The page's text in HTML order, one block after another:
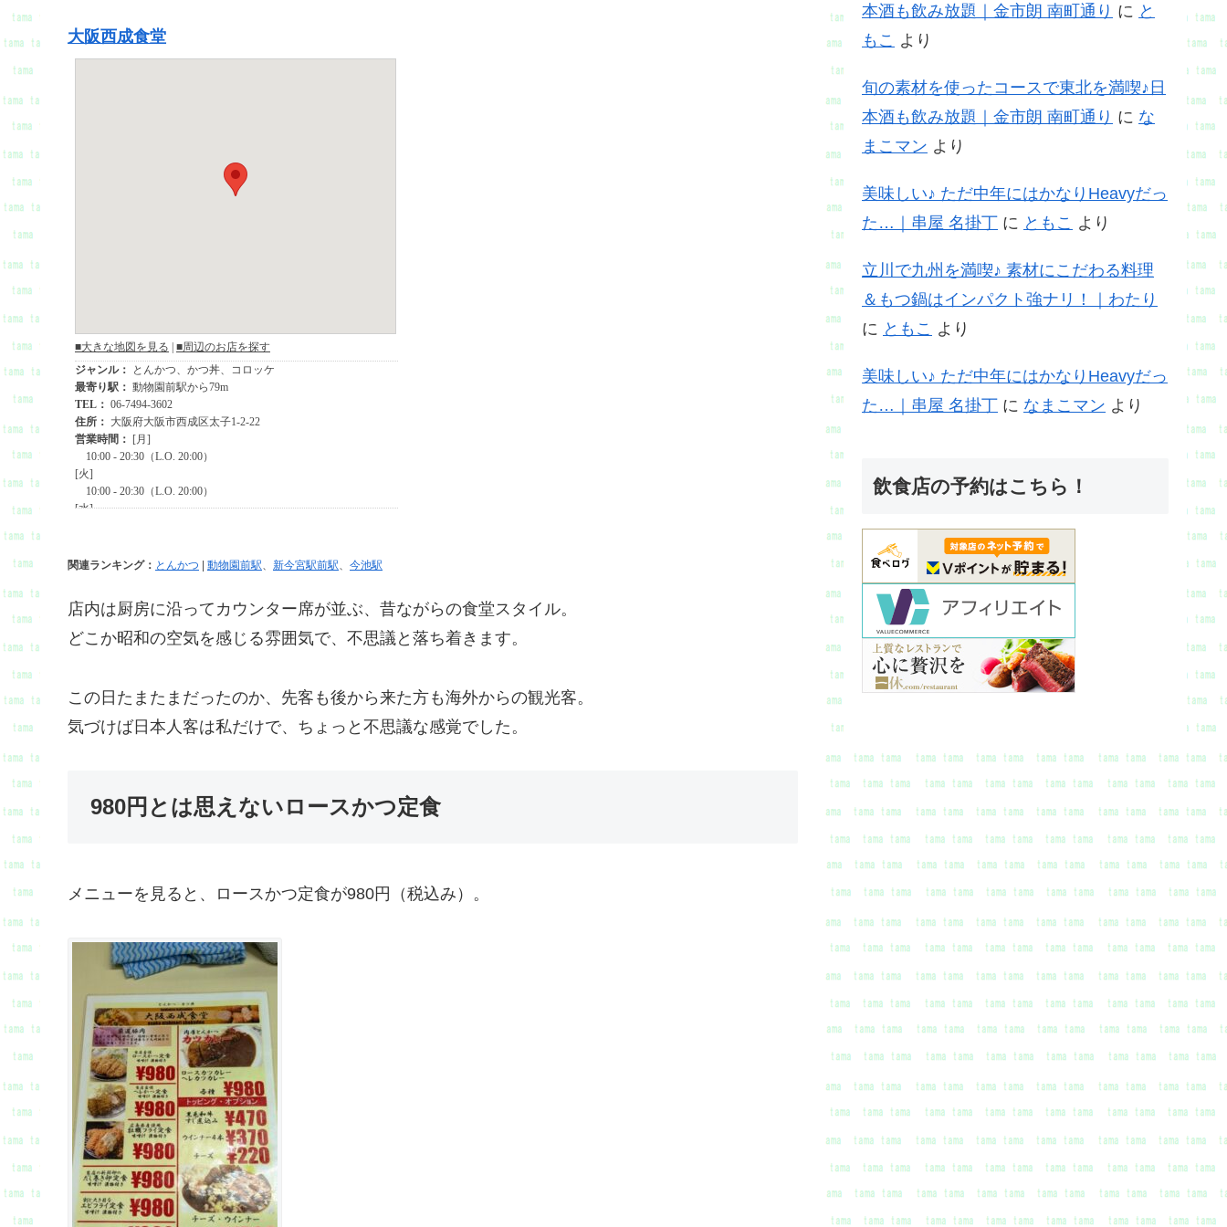
大阪西成食堂
関連ランキング： とんかつ | 動物園前駅 新今宮駅前駅 今池駅
店内は厨房に沿ってカウンター席が並ぶ、昔ながらの食堂スタイル。
どこか昭和の空気を感じる雰囲気で、不思議と落ち着きます。
この日たまたまだったのか、先客も後から来た方も海外からの観光客。
気づけば日本人客は私だけで、ちょっと不思議な感覚でした。
980円とは思えないロースかつ定食
メニューを見ると、ロースかつ定食が980円（税込み）。
本酒も飲み放題｜金市朗 南町通り に と
もこ より
旬の素材を使ったコースで東北を満喫♪日
本酒も飲み放題｜金市朗 南町通り に な
まこマン より
美味しい♪ ただ中年にはかなりHeavyだっ
た…｜串屋 名掛丁 に ともこ より
立川で九州を満喫♪ 素材にこだわる料理
＆もつ鍋はインパクト強ナリ！｜わたり
に ともこ より
美味しい♪ ただ中年にはかなりHeavyだっ
た…｜串屋 名掛丁 に なまこマン より
飲食店の予約はこちら！